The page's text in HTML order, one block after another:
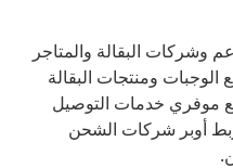
وشركات البقالة والمتاجر
ومنتجات البقالة
موفري خدمات التوصيل
أوبر شركات الشحن